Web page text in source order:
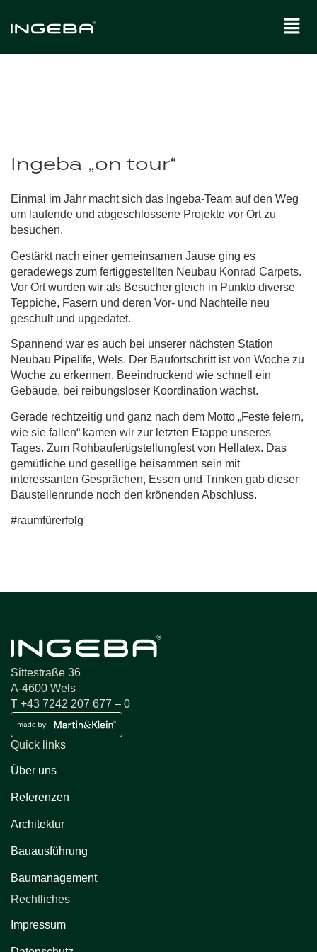
Ingeba „on tour“
Einmal im Jahr macht sich das Ingeba-Team auf den Weg
um laufende und abgeschlossene Projekte vor Ort zu
besuchen.
Gestärkt nach einer gemeinsamen Jause ging es
geradewegs zum fertiggestellten Neubau Konrad Carpets.
Vor Ort wurden wir als Besucher gleich in Punkto diverse
Teppiche, Fasern und deren Vor- und Nachteile neu
geschult und upgedatet.
Spannend war es auch bei unserer nächsten Station
Neubau Pipelife, Wels. Der Baufortschritt ist von Woche zu
Woche zu erkennen. Beeindruckend wie schnell ein
Gebäude, bei reibungsloser Koordination wächst.
Gerade rechtzeitig und ganz nach dem Motto „Feste feiern,
wie sie fallen“ kamen wir zur letzten Etappe unseres
Tages. Zum Rohbaufertigstellungfest von Hellatex. Das
gemütliche und gesellige beisammen sein mit
interessanten Gesprächen, Essen und Trinken gab dieser
Baustellenrunde noch den krönenden Abschluss.
#raumfürerfolg
Sittestraße 36
A-4600 Wels
T +43 7242 207 677 – 0
Quick links
Über uns
Referenzen
Architektur
Bauausführung
Baumanagement
Rechtliches
Impressum